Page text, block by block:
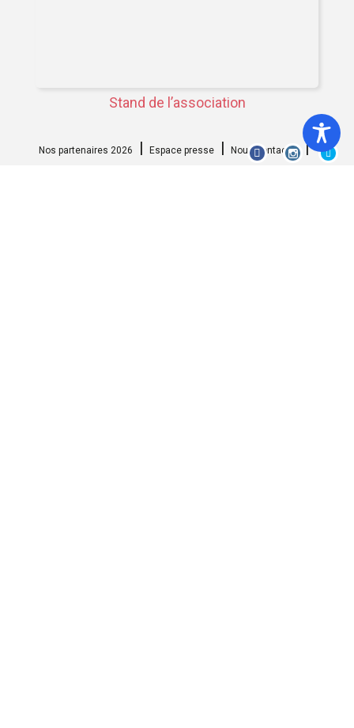
Stand de l’association
Nos partenaires 2026 Espace presse Nous contacter